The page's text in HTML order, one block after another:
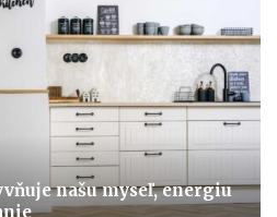
našu myseľ, energiu